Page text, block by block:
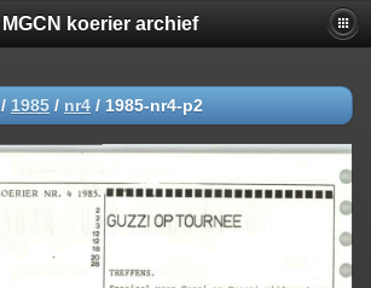
MGCN koerier archief
/ 1985 / nr4 / 1985-nr4-p2